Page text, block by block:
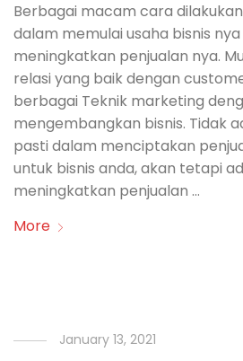
Berbagai macam cara
dalam memulai usaha bisnis
meningkatkan penjualan nya.
relasi yang baik dengan
berbagai Teknik marketing
mengembangkan bisnis. Tidak
pasti dalam menciptakan
untuk bisnis anda, akan tetapi
meningkatkan penjualan …
More
January 13, 2021